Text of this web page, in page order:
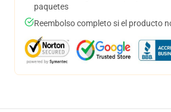
paquetes
Reembolso completo si el producto